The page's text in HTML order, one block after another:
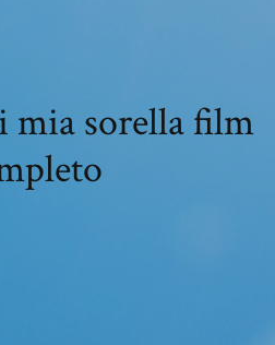
mia sorella film